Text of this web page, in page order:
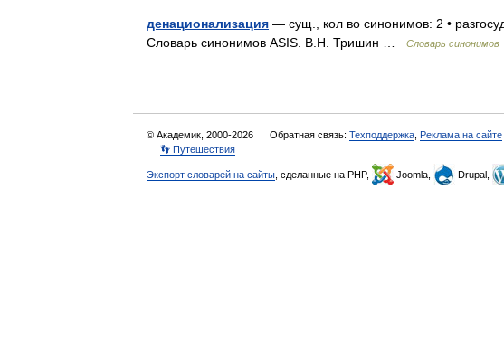
денационализация — сущ., кол во синонимов: 2 •
Словарь синонимов ASIS. В.Н. Тришин …
Словарь синонимов
© Академик, 2000-2026 Обратная связь: Техподдержка Реклама на сайте
👣 Путешествия
Экспорт словарей на сайты , сделанные на PHP, Joomla, Drupal,